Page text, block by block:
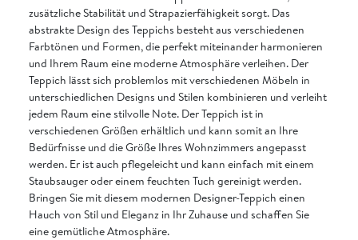
zusätzliche Stabilität und Strapazierfähigkeit sorgt. Das
abstrakte Design des Teppichs besteht aus verschiedenen
Farbtönen und Formen, die perfekt miteinander harmonieren
und Ihrem Raum eine moderne Atmosphäre verleihen. Der
Teppich lässt sich problemlos mit verschiedenen Möbeln in
unterschiedlichen Designs und Stilen kombinieren und verleiht
jedem Raum eine stilvolle Note. Der Teppich ist in
verschiedenen Größen erhältlich und kann somit an Ihre
Bedürfnisse und die Größe Ihres Wohnzimmers angepasst
werden. Er ist auch pflegeleicht und kann einfach mit einem
Staubsauger oder einem feuchten Tuch gereinigt werden.
Bringen Sie mit diesem modernen Designer-Teppich einen
Hauch von Stil und Eleganz in Ihr Zuhause und schaffen Sie
eine gemütliche Atmosphäre.